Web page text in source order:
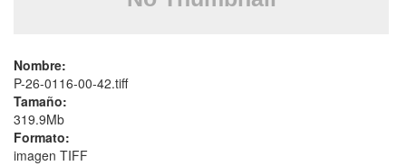
Nombre:
P-26-0116-00-42.tiff
Tamaño:
319.9Mb
Formato:
imagen TIFF